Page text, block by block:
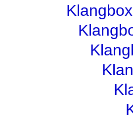
Klangbox